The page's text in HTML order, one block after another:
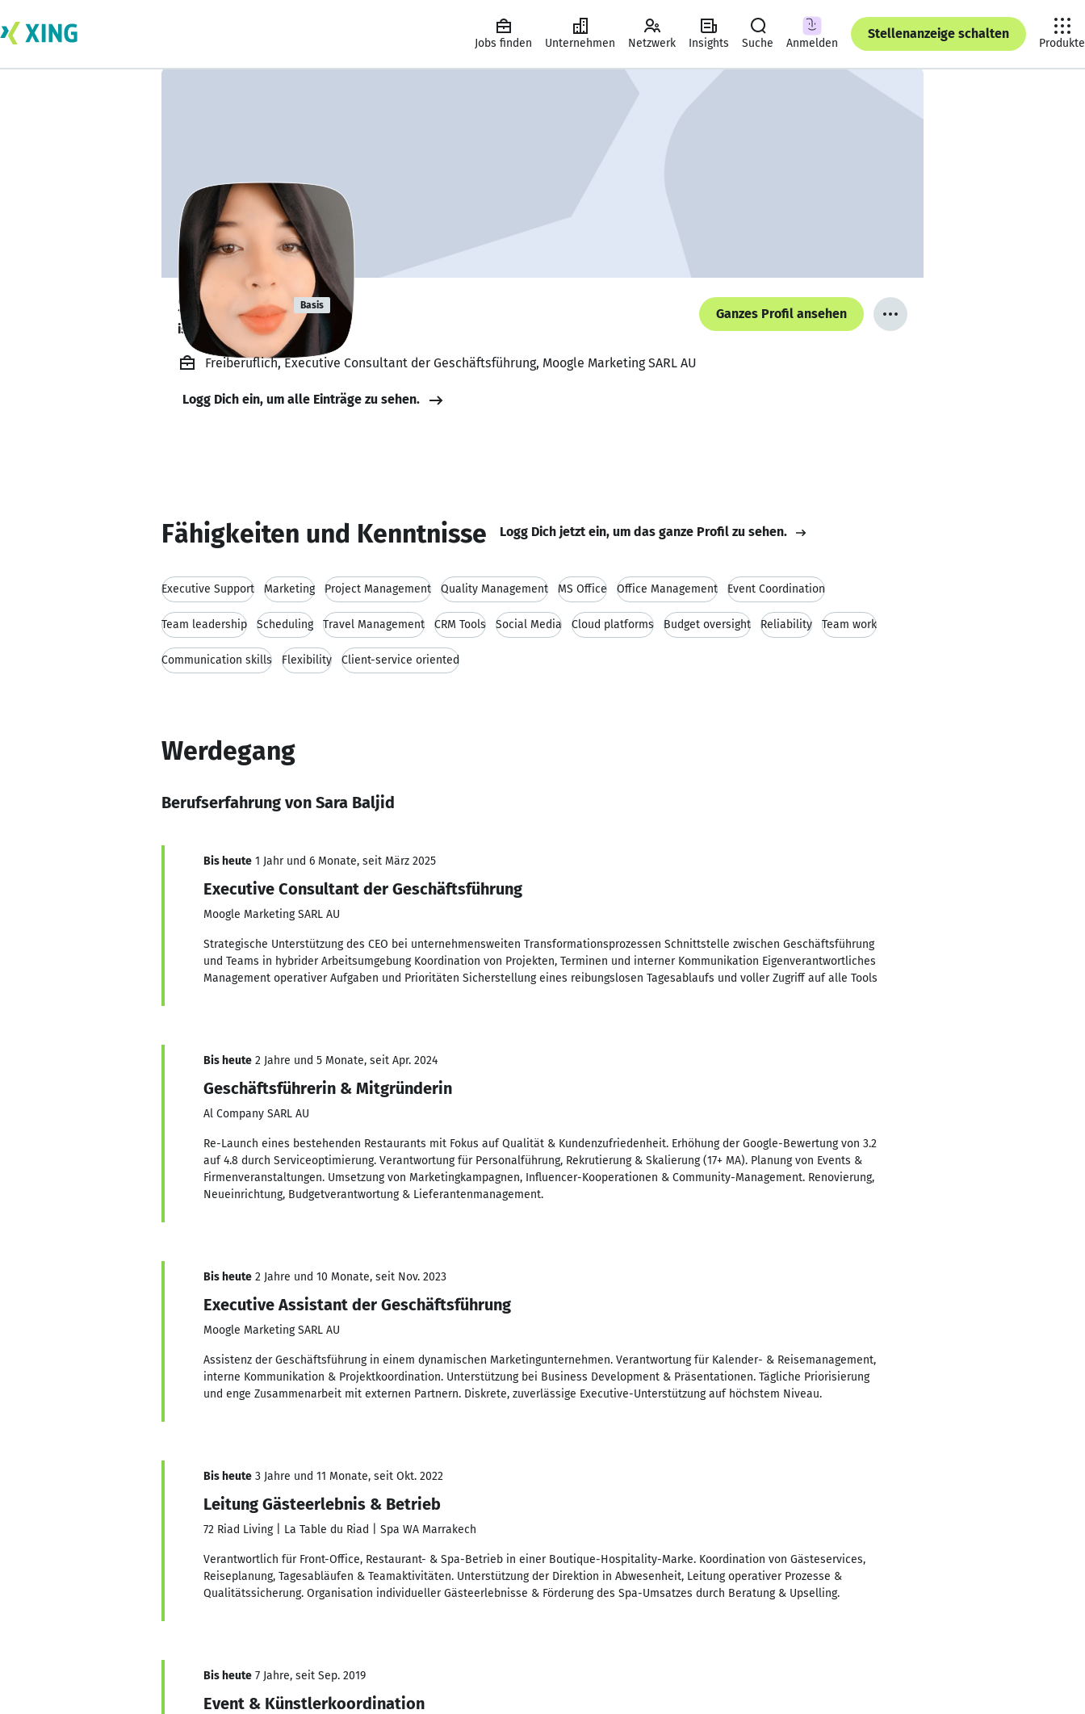
Jobs finden Unternehmen Netzwerk Insights Suche Anmelden
Stellenanzeige schalten
Produkte
Sara Baljid Basis
is available. ✅
Ganzes Profil ansehen
Freiberuflich, Executive Consultant der Geschäftsführung, Moogle Marketing SARL AU
Logg Dich ein, um alle Einträge zu sehen.
Fähigkeiten und Kenntnisse Logg Dich jetzt ein, um das ganze Profil zu sehen.
Executive Support Marketing Project Management Quality Management MS Office Office Management Event Coordination
Team leadership Scheduling Travel Management CRM Tools Social Media Cloud platforms Budget oversight Reliability Team work
Communication skills Flexibility Client-service oriented
Werdegang
Berufserfahrung von Sara Baljid
Bis heute 1 Jahr und 6 Monate, seit März 2025
Executive Consultant der Geschäftsführung
Moogle Marketing SARL AU
Strategische Unterstützung des CEO bei unternehmensweiten Transformationsprozessen Schnittstelle zwischen Geschäftsführung
und Teams in hybrider Arbeitsumgebung Koordination von Projekten, Terminen und interner Kommunikation Eigenverantwortliches
Management operativer Aufgaben und Prioritäten Sicherstellung eines reibungslosen Tagesablaufs und voller Zugriff auf alle Tools
Bis heute 2 Jahre und 5 Monate, seit Apr. 2024
Geschäftsführerin & Mitgründerin
Al Company SARL AU
Re-Launch eines bestehenden Restaurants mit Fokus auf Qualität & Kundenzufriedenheit. Erhöhung der Google-Bewertung von 3.2
auf 4.8 durch Serviceoptimierung. Verantwortung für Personalführung, Rekrutierung & Skalierung (17+ MA). Planung von Events &
Firmenveranstaltungen. Umsetzung von Marketingkampagnen, Influencer-Kooperationen & Community-Management. Renovierung,
Neueinrichtung, Budgetverantwortung & Lieferantenmanagement.
Bis heute 2 Jahre und 10 Monate, seit Nov. 2023
Executive Assistant der Geschäftsführung
Moogle Marketing SARL AU
Assistenz der Geschäftsführung in einem dynamischen Marketingunternehmen. Verantwortung für Kalender- & Reisemanagement,
interne Kommunikation & Projektkoordination. Unterstützung bei Business Development & Präsentationen. Tägliche Priorisierung
und enge Zusammenarbeit mit externen Partnern. Diskrete, zuverlässige Executive-Unterstützung auf höchstem Niveau.
Bis heute 3 Jahre und 11 Monate, seit Okt. 2022
Leitung Gästeerlebnis & Betrieb
72 Riad Living | La Table du Riad | Spa WA Marrakech
Verantwortlich für Front-Office, Restaurant- & Spa-Betrieb in einer Boutique-Hospitality-Marke. Koordination von Gästeservices,
Reiseplanung, Tagesabläufen & Teamaktivitäten. Unterstützung der Direktion in Abwesenheit, Leitung operativer Prozesse &
Qualitätssicherung. Organisation individueller Gästeerlebnisse & Förderung des Spa-Umsatzes durch Beratung & Upselling.
Bis heute 7 Jahre, seit Sep. 2019
Event & Künstlerkoordination